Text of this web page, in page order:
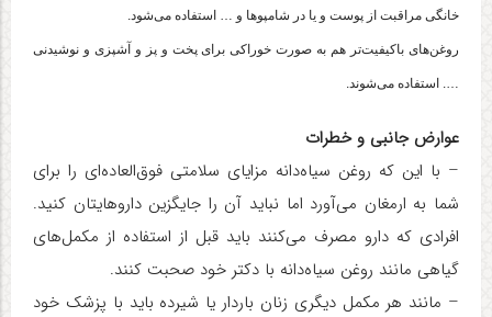
خانگی مراقبت از پوست و یا در شامپوها و … استفاده می‌شود.
روغن‌های باکیفیت‌تر هم به صورت خوراکی برای پخت و پز و آشپزی و نوشیدنی
…. استفاده می‌شوند.
عوارض جانبی و خطرات
– با این که روغن سیاه‌دانه مزایای سلامتی فوق‌العاده‌ای را برای
شما به ارمغان می‌آورد اما نباید آن را جایگزین داروهایتان کنید.
افرادی که دارو مصرف می‌کنند باید قبل از استفاده از مکمل‌های
گیاهی مانند روغن سیاه‌دانه با دکتر خود صحبت کنند.
– مانند هر مکمل دیگری زنان باردار یا شیرده باید با پزشک خود